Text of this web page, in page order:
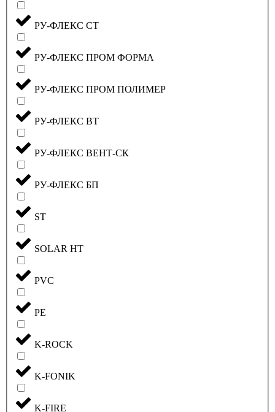
РУ-ФЛЕКС СТ
РУ-ФЛЕКС ПРОМ ФОРМА
РУ-ФЛЕКС ПРОМ ПОЛИМЕР
РУ-ФЛЕКС ВТ
РУ-ФЛЕКС ВЕНТ-СК
РУ-ФЛЕКС БП
ST
SOLAR HT
PVC
PE
K-ROCK
K-FONIK
K-FIRE